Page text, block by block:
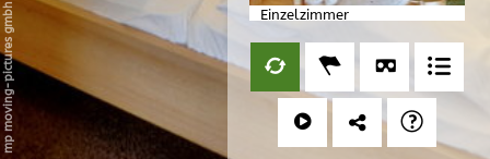
Einzelzimmer
mp moving-pictures gmbh © 2021